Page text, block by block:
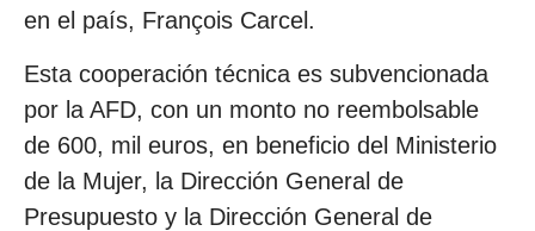
en el país, François Carcel.
Esta cooperación técnica es subvencionada
por la AFD, con un monto no reembolsable
de 600, mil euros, en beneficio del Ministerio
de la Mujer, la Dirección General de
Presupuesto y la Dirección General de